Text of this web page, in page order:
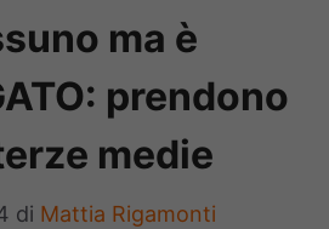
ma è
prendono
medie
di Mattia Rigamonti